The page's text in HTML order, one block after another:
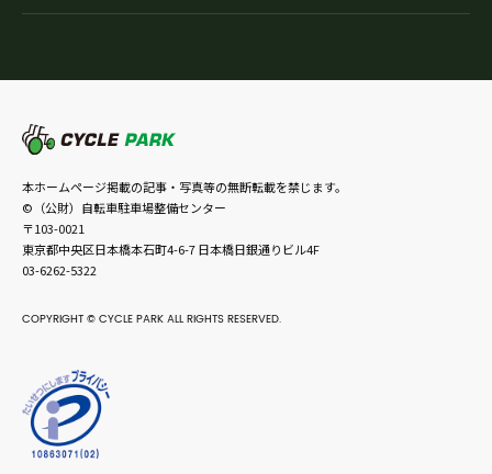
本ホームページ掲載の記事・写真等の無断転載を禁じます。
©（公財）自転車駐車場整備センター
〒103-0021
東京都中央区日本橋本石町4-6-7 日本橋日銀通りビル4F
03-6262-5322
COPYRIGHT © CYCLE PARK ALL RIGHTS RESERVED.